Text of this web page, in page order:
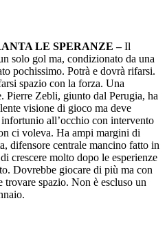
LE SPERANZE –Il
solo gol ma, condizionato da una
pochissimo. Potrà e dovrà rifarsi.
spazio con la forza. Una
Pierre Zebli, giunto dal Perugia, ha
visione di gioco ma deve
all’occhio con intervento
ci voleva. Ha ampi margini di
difensore centrale mancino fatto in
crescere molto dopo le esperienze
Dovrebbe giocare di più ma con
trovare spazio. Non è escluso un